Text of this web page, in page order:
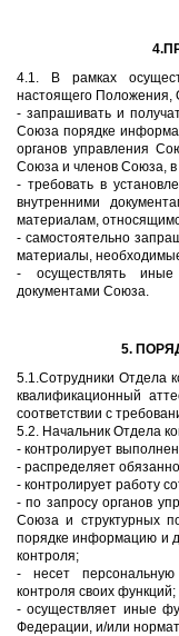
4.1. В рамках
настоящего Положения,
- запрашивать и
Союза порядке
органов управления
Союза и членов Союза, в
- требовать в
внутренними
материалам,
- самостоятельно
материалы,
- осуществлять иные
документами Союза.
5.
5.1.Сотрудники Отдела
квалификационный
соответствии с
5.2. Начальник Отдела
- контролирует
- распределяет
- контролирует работу
- по запросу органов
Союза и структурных
порядке информацию и
контроля;
- несет
контроля своих функций;
- осуществляет иные
Федерации, и/или